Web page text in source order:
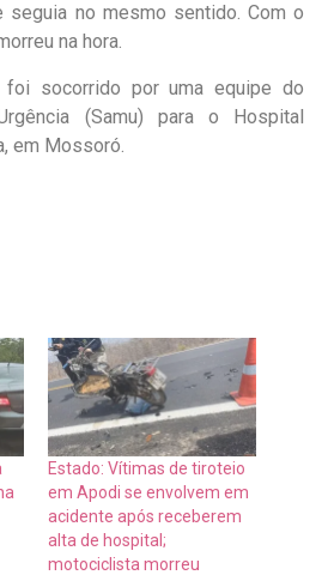
seguia no mesmo sentido. Com o
na hora.
socorrido por uma equipe do
(Samu) para o Hospital
em Mossoró.
Estado: Vítimas de tiroteio
em Apodi se envolvem em
acidente após receberem
alta de hospital;
motociclista morreu